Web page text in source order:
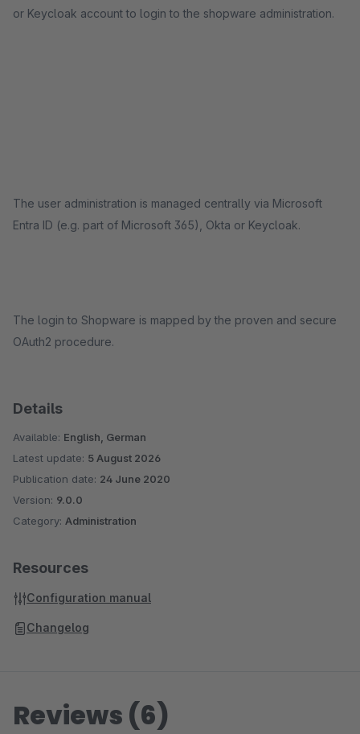
or Keycloak account to login to the shopware administration.
The user administration is managed centrally via Microsoft
Entra ID (e.g. part of Microsoft 365), Okta or Keycloak.
The login to Shopware is mapped by the proven and secure
OAuth2 procedure.
Details
Available: English, German
Latest update: 5 August 2026
Publication date: 24 June 2020
Version: 9.0.0
Category: Administration
Resources
Configuration manual
Changelog
Reviews (6)